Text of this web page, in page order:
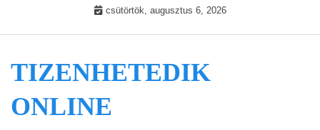
csütörtök, augusztus 6, 2026
TIZENHETEDIK
ONLINE